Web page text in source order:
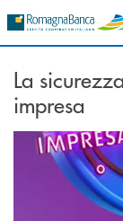
La
impresa